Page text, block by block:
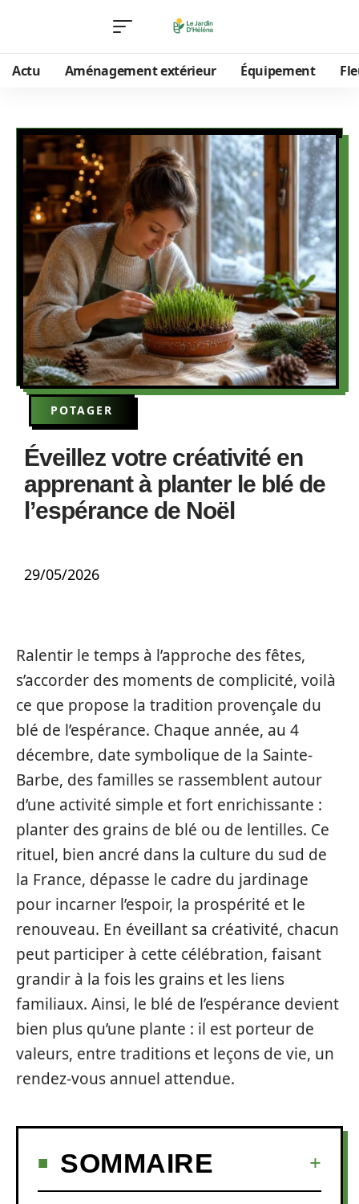
Actu Aménagement extérieur Équipement
POTAGER
Éveillez votre créativité en
apprenant à planter le blé de
l’espérance de Noël
29/05/2026
Ralentir le temps à l’approche des fêtes,
s’accorder des moments de complicité, voilà
ce que propose la tradition provençale du
blé de l’espérance. Chaque année, au 4
décembre, date symbolique de la Sainte-
Barbe, des familles se rassemblent autour
d’une activité simple et fort enrichissante :
planter des grains de blé ou de lentilles. Ce
rituel, bien ancré dans la culture du sud de
la France, dépasse le cadre du jardinage
pour incarner l’espoir, la prospérité et le
renouveau. En éveillant sa créativité, chacun
peut participer à cette célébration, faisant
grandir à la fois les grains et les liens
familiaux. Ainsi, le blé de l’espérance devient
bien plus qu’une plante : il est porteur de
valeurs, entre traditions et leçons de vie, un
rendez-vous annuel attendue.
SOMMAIRE